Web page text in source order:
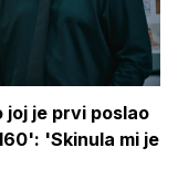
joj je prvi poslao
'Skinula mi je